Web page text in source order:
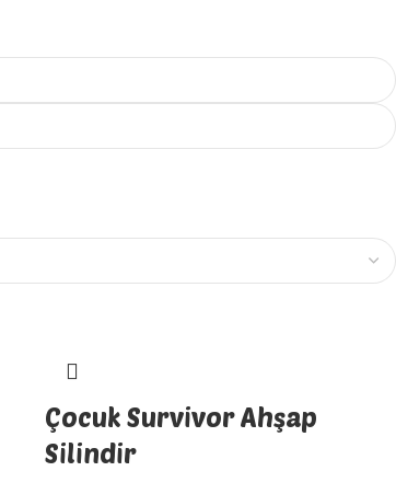
Çocuk Survivor Ahşap
Silindir